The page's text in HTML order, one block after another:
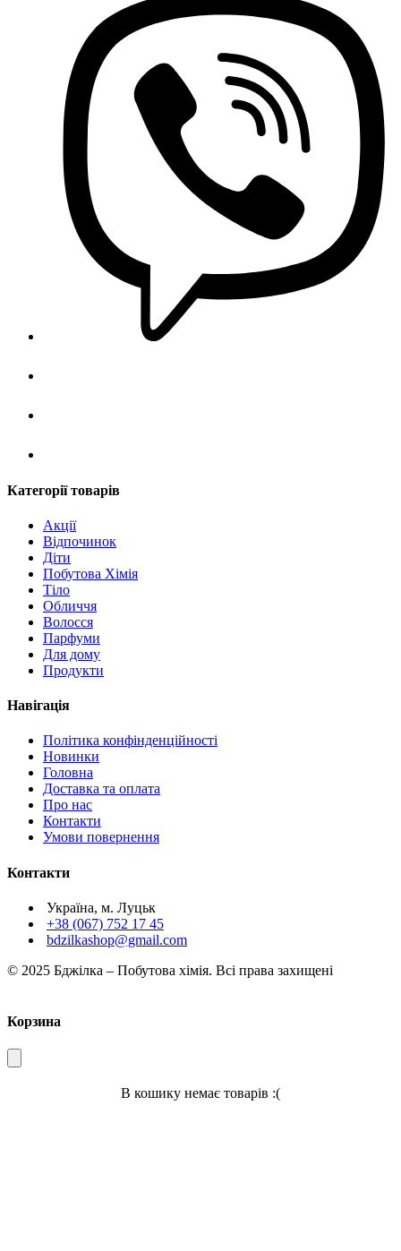
Категорії товарів
Акції
Відпочинок
Діти
Побутова Хімія
Тіло
Обличчя
Волосся
Парфуми
Для дому
Продукти
Навігація
Політика конфінденційності
Новинки
Головна
Доставка та оплата
Про нас
Контакти
Умови повернення
Контакти
Україна, м. Луцьк
+38 (067) 752 17 45
bdzilkashop@gmail.com
© 2025 Бджілка – Побутова хімія. Всі права захищені
Корзина
В кошику немає товарів :(